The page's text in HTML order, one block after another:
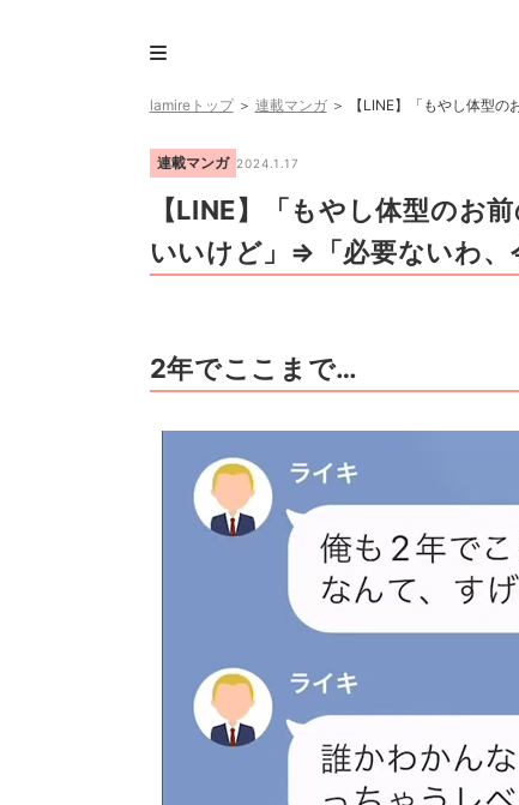
lamireトップ＞ 連載マンガ＞ 【LINE】「もやし体型
連載マンガ 2024.1.17
【LINE】「もやし体型のお
いいけど」⇒「必要ないわ、
2年でここまで…